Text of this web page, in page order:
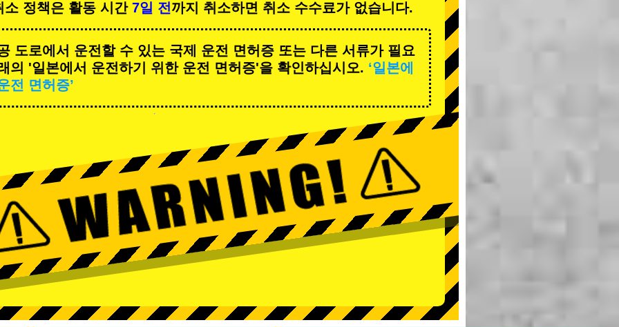
소 정책은 활동 시간 7일 전까지 취소하면 취소 수수료가 없습니다.
도로에서 운전할 수 있는 국제 운전 면허증 또는 다른 서류가 필요
의 '일본에서 운전하기 위한 운전 면허증'을 확인하십시오. ‘일본에
전 면허증’